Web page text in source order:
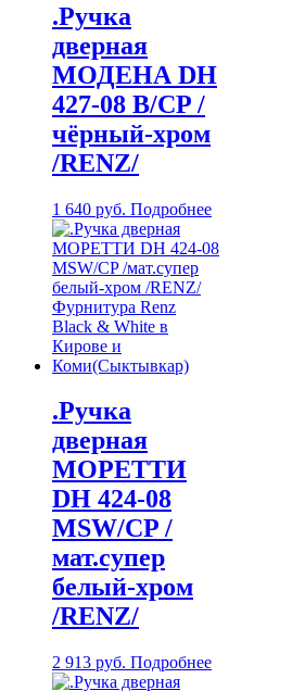
.Ручка
дверная
МОДЕНА DH
427-08 B/CP /
чёрный-хром
/RENZ/
1 640 руб. Подробнее
.Ручка
дверная
МОРЕТТИ
DH 424-08
MSW/CP /
мат.супер
белый-хром
/RENZ/
2 913 руб. Подробнее